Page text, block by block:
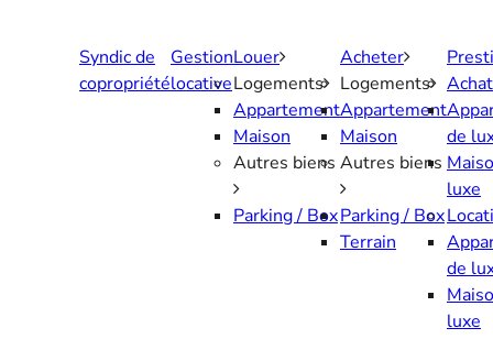
Syndic de
copropriété
Gestion
locative
Louer
Logements
Appartement
Maison
Autres biens
Parking / Box
Acheter
Logements
Appartement
Maison
Autres biens
Parking / Box
Terrain
Achat
de
luxe
de
luxe